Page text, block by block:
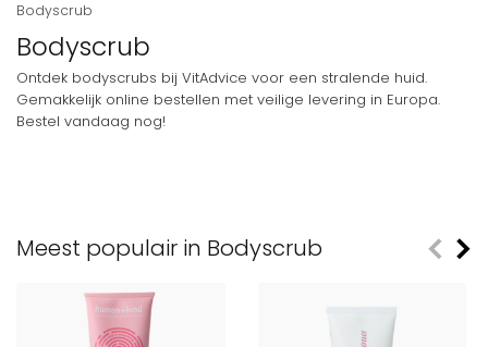
Bodyscrub
Bodyscrub
Ontdek bodyscrubs bij VitAdvice voor een stralende huid.
Gemakkelijk online bestellen met veilige levering in Europa.
Bestel vandaag nog!
Meest populair in Bodyscrub